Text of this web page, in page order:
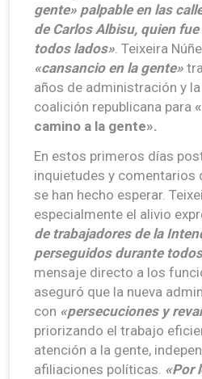
gente» palpable en las
de Carlos Albisu, quien
todos lados» . Teixeira
«cansancio en la gente»
años de administración y
coalición republicana para
camino a la gente».
En estos primeros días
inquietudes y comentarios
se han hecho esperar.
especialmente el alivio
de trabajadores de la
perseguidos durante
mensaje directo a los
aseguró que la nueva
con «persecuciones y
priorizando el trabajo
atención a la gente,
afiliaciones políticas. «Por